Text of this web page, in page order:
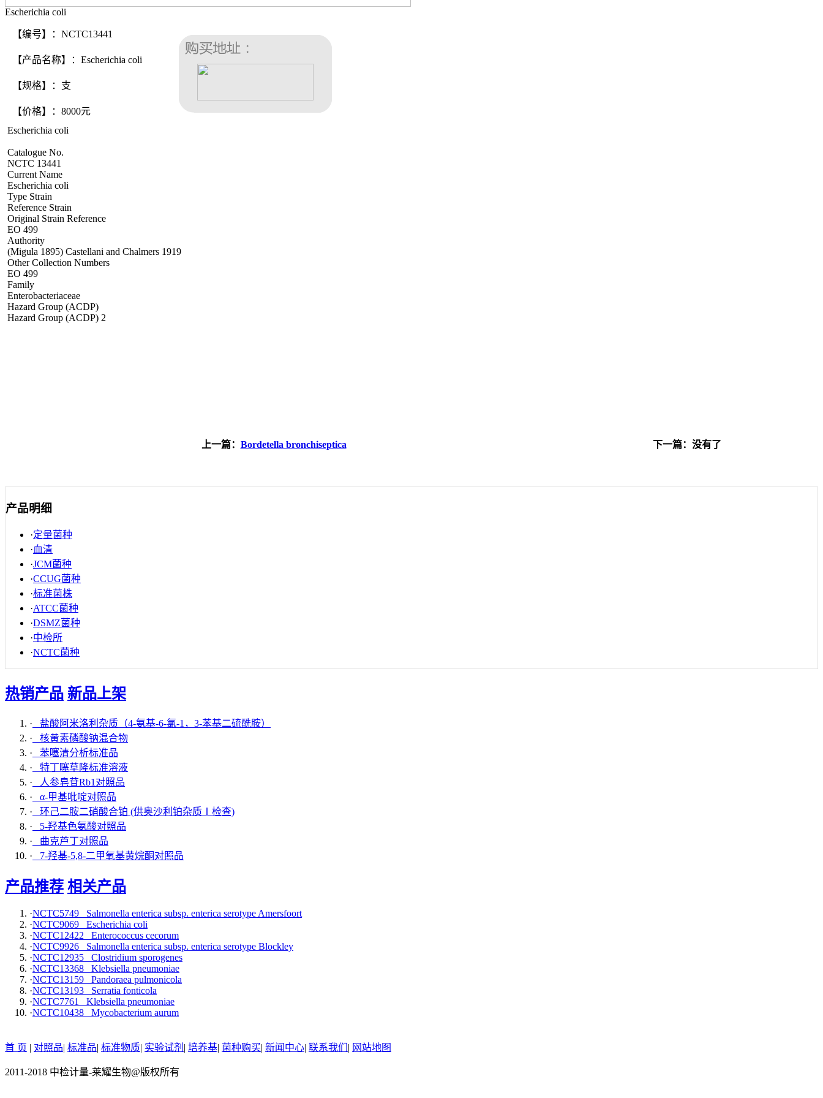
Escherichia coli
【编号】：NCTC13441
【产品名称】：Escherichia coli
【规格】：支
【价格】：8000元
Escherichia coli
Catalogue No.
NCTC 13441
Current Name
Escherichia coli
Type Strain
Reference Strain
Original Strain Reference
EO 499
Authority
(Migula 1895) Castellani and Chalmers 1919
Other Collection Numbers
EO 499
Family
Enterobacteriaceae
Hazard Group (ACDP)
Hazard Group (ACDP) 2
上一篇： Bordetella bronchiseptica 下一篇：没有了
产品明细
·定量菌种
·血清
·JCM菌种
·CCUG菌种
·标准菌株
·ATCC菌种
·DSMZ菌种
·中检所
·NCTC菌种
热销产品 新品上架
· 盐酸阿米洛利杂质（4-氨基-6-氯-1，3-苯基二硫酰胺）
· 核黄素磷酸钠混合物
· 苯噻清分析标准品
· 特丁噻草隆标准溶液
· 人参皂苷Rb1对照品
· α-甲基吡啶对照品
· 环己二胺二硝酸合铂 (供奥沙利铂杂质Ⅰ检查)
· 5-羟基色氨酸对照品
· 曲克芦丁对照品
· 7-羟基-5,8-二甲氧基黄烷酮对照品
产品推荐 相关产品
·NCTC5749 Salmonella enterica subsp. enterica serotype Amersfoort
·NCTC9069 Escherichia coli
·NCTC12422 Enterococcus cecorum
·NCTC9926 Salmonella enterica subsp. enterica serotype Blockley
·NCTC12935 Clostridium sporogenes
·NCTC13368 Klebsiella pneumoniae
·NCTC13159 Pandoraea pulmonicola
·NCTC13193 Serratia fonticola
·NCTC7761 Klebsiella pneumoniae
·NCTC10438 Mycobacterium aurum
首 页 | 对照品| 标准品| 标准物质| 实验试剂 | 培养基| 菌种购买| 新闻中心| 联系我们 | 网站地图
2011-2018 中检计量-莱耀生物@版权所有